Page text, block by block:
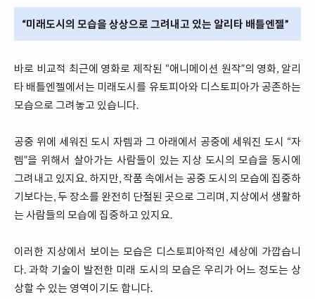
“미래도시의 모습을 상상으로 그려내고 있는 알리타 배틀엔젤”
바로 비교적 최근에 영화로 제작된 “애니메이션 원작”의 영화, 알리
타 배틀엔젤에서는 미래도시를 유토피아와 디스토피아가 공존하는
모습으로 그려놓고 있습니다.
공중 위에 세워진 도시 자렘과 그 아래에서 공중에 세워진 도시 “자
렘”을 위해서 살아가는 사람들이 있는 지상 도시의 모습을 동시에
그려내고 있지요. 하지만, 작품 속에서는 공중 도시의 모습에 집중하
기보다는, 두 장소를 완전히 단절된 곳으로 그리며, 지상에서 생활하
는 사람들의 모습에 집중하고 있지요.
이러한 지상에서 보이는 모습은 디스토피아적인 세상에 가깝습니
다. 과학 기술이 발전한 미래 도시의 모습은 우리가 어느 정도는 상
상할 수 있는 영역이기도 합니다.